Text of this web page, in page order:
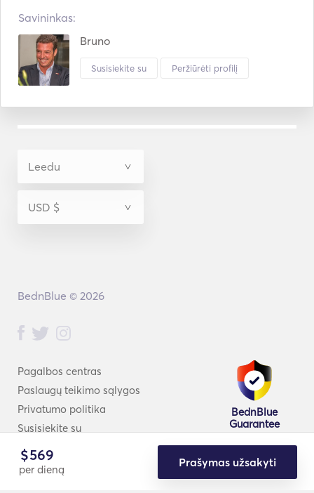
Savininkas:
Bruno
Susisiekite su Peržiūrėti profilį
$569
per dieną
Prašymas užsakyti
Pagalbos centras
Paslaugų teikimo sąlygos
Privatumo politika
Susisiekite su
BednBlue
Guarantee
BednBlue © 2026